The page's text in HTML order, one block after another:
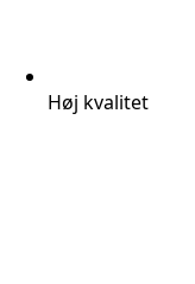
Høj kvalitet